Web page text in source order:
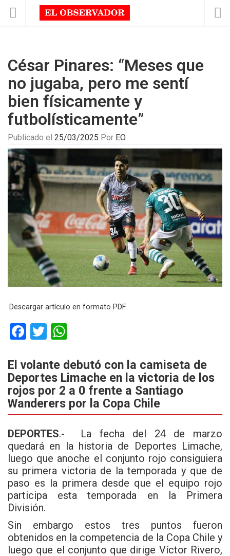
César Pinares: “Meses que
no jugaba, pero me sentí
bien físicamente y
futbolísticamente”
Publicado el 25/03/2025 Por EO
Descargar artículo en formato PDF
F
ce
b
o
o
k
T
tt
er
at
s
A
p
El volante debutó con la camiseta de
Deportes Limache en la victoria de los
rojos por 2 a 0 frente a Santiago
Wanderers por la Copa Chile
DEPORTES.- La fecha del 24 de marzo
quedará en la historia de Deportes Limache,
luego que anoche el conjunto rojo consiguiera
su primera victoria de la temporada y que de
paso es la primera desde que el equipo rojo
participa esta temporada en la Primera
División.
Sin embargo estos tres puntos fueron
obtenidos en la competencia de la Copa Chile y
luego que el conjunto que dirige Víctor Rivero,